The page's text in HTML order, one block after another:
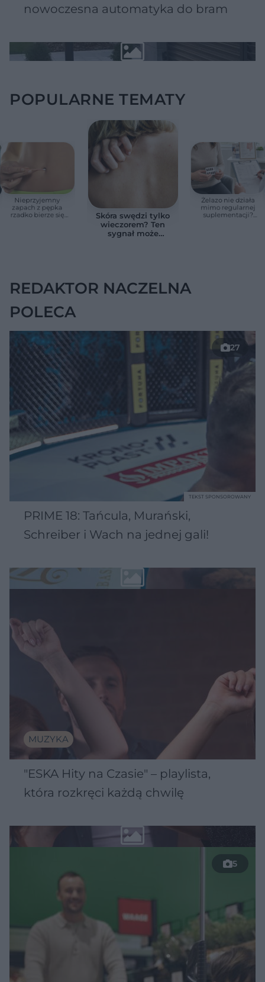
nowoczesna automatyka do bram
POPULARNE TEMATY
Nieprzyjemny
zapach z pępka
rzadko bierze się
Skóra swędzi tylko
wieczorem? Ten
sygnał może
Żelazo nie działa
mimo regularnej
suplementacji?
REDAKTOR NACZELNA
POLECA
27
PRIME 18: Tańcula, Murański,
Schreiber i Wach na jednej gali!
TEKST SPONSOROWANY
MUZYKA
"ESKA Hity na Czasie" – playlista,
która rozkręci każdą chwilę
5